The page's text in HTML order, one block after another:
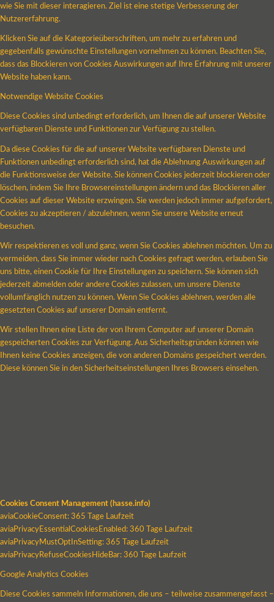
wie Sie mit dieser interagieren. Ziel ist eine stetige Verbesserung der
Nutzererfahrung.
Klicken Sie auf die Kategorieüberschriften, um mehr zu erfahren und
gegebenfalls gewünschte Einstellungen vornehmen zu können. Beachten Sie,
dass das Blockieren von Cookies Auswirkungen auf Ihre Erfahrung mit unserer
Website haben kann.
Notwendige Website Cookies
Diese Cookies sind unbedingt erforderlich, um Ihnen die auf unserer Website
verfügbaren Dienste und Funktionen zur Verfügung zu stellen.
Da diese Cookies für die auf unserer Website verfügbaren Dienste und
Funktionen unbedingt erforderlich sind, hat die Ablehnung Auswirkungen auf
die Funktionsweise der Website. Sie können Cookies jederzeit blockieren oder
löschen, indem Sie Ihre Browsereinstellungen ändern und das Blockieren aller
Cookies auf dieser Website erzwingen. Sie werden jedoch immer aufgefordert,
Cookies zu akzeptieren / abzulehnen, wenn Sie unsere Website erneut
besuchen.
Wir respektieren es voll und ganz, wenn Sie Cookies ablehnen möchten. Um zu
vermeiden, dass Sie immer wieder nach Cookies gefragt werden, erlauben Sie
uns bitte, einen Cookie für Ihre Einstellungen zu speichern. Sie können sich
jederzeit abmelden oder andere Cookies zulassen, um unsere Dienste
vollumfänglich nutzen zu können. Wenn Sie Cookies ablehnen, werden alle
gesetzten Cookies auf unserer Domain entfernt.
Wir stellen Ihnen eine Liste der von Ihrem Computer auf unserer Domain
gespeicherten Cookies zur Verfügung. Aus Sicherheitsgründen können wie
Ihnen keine Cookies anzeigen, die von anderen Domains gespeichert werden.
Diese können Sie in den Sicherheitseinstellungen Ihres Browsers einsehen.
Cookies Consent Management (hasse.info)
aviaCookieConsent: 365 Tage Laufzeit
aviaPrivacyEssentialCookiesEnabled: 360 Tage Laufzeit
aviaPrivacyMustOptInSetting: 365 Tage Laufzeit
aviaPrivacyRefuseCookiesHideBar: 360 Tage Laufzeit
Google Analytics Cookies
Diese Cookies sammeln Informationen, die uns – teilweise zusammengefasst –